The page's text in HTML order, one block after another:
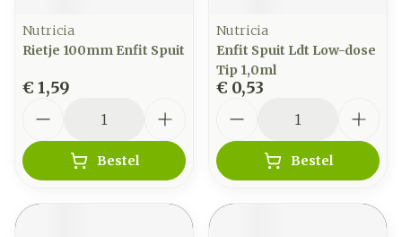
Nutricia
Rietje 100mm Enfit Spuit
€ 1,59
Bestel
Nutricia
Enfit Spuit Ldt Low-dose
Tip 1,0ml
€ 0,53
Bestel